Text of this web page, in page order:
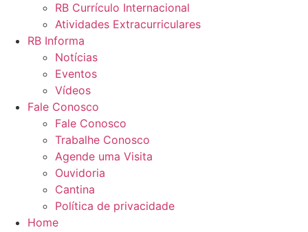
RB Currículo Internacional
Atividades Extracurriculares
RB Informa
Notícias
Eventos
Vídeos
Fale Conosco
Fale Conosco
Trabalhe Conosco
Agende uma Visita
Ouvidoria
Cantina
Política de privacidade
Home